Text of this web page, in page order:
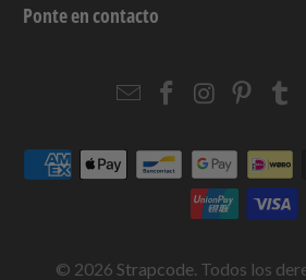
Ponte en contacto
EmailStrapcode
Facebook
© 2026 Strapcode. Todos los